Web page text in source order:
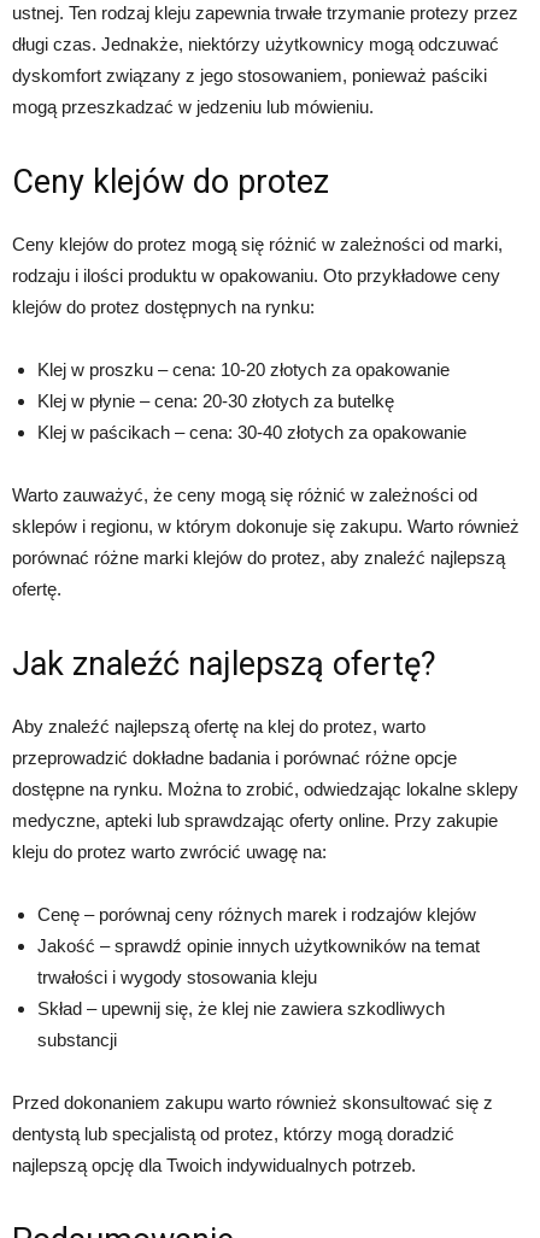
ustnej. Ten rodzaj kleju zapewnia trwałe trzymanie protezy przez
długi czas. Jednakże, niektórzy użytkownicy mogą odczuwać
dyskomfort związany z jego stosowaniem, ponieważ paściki
mogą przeszkadzać w jedzeniu lub mówieniu.
Ceny klejów do protez
Ceny klejów do protez mogą się różnić w zależności od marki,
rodzaju i ilości produktu w opakowaniu. Oto przykładowe ceny
klejów do protez dostępnych na rynku:
Klej w proszku – cena: 10-20 złotych za opakowanie
Klej w płynie – cena: 20-30 złotych za butelkę
Klej w paścikach – cena: 30-40 złotych za opakowanie
Warto zauważyć, że ceny mogą się różnić w zależności od
sklepów i regionu, w którym dokonuje się zakupu. Warto również
porównać różne marki klejów do protez, aby znaleźć najlepszą
ofertę.
Jak znaleźć najlepszą ofertę?
Aby znaleźć najlepszą ofertę na klej do protez, warto
przeprowadzić dokładne badania i porównać różne opcje
dostępne na rynku. Można to zrobić, odwiedzając lokalne sklepy
medyczne, apteki lub sprawdzając oferty online. Przy zakupie
kleju do protez warto zwrócić uwagę na:
Cenę – porównaj ceny różnych marek i rodzajów klejów
Jakość – sprawdź opinie innych użytkowników na temat
trwałości i wygody stosowania kleju
Skład – upewnij się, że klej nie zawiera szkodliwych
substancji
Przed dokonaniem zakupu warto również skonsultować się z
dentystą lub specjalistą od protez, którzy mogą doradzić
najlepszą opcję dla Twoich indywidualnych potrzeb.